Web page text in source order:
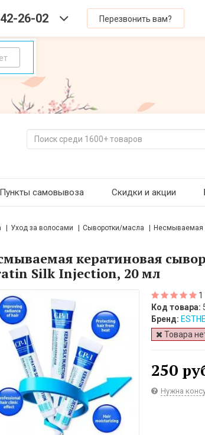
26-02 Перезвонить вам?
Пункты самовывоза Скидки и акции
Уход за волосами Сыворотки/масла
Несмываемая
кератиновая
Silk Injection, 20 мл
1
Код товара:
Бренд:
Товара
250
Нужна